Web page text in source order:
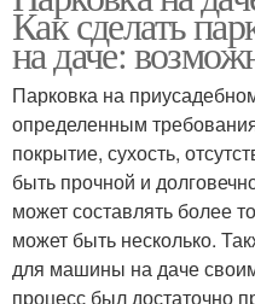
парковки
Как сделать
на даче:
Парковка на
определенным
покрытие, сухость,
быть прочной и
может составлять более
может быть несколько.
для машины на даче
процесс был достаточно